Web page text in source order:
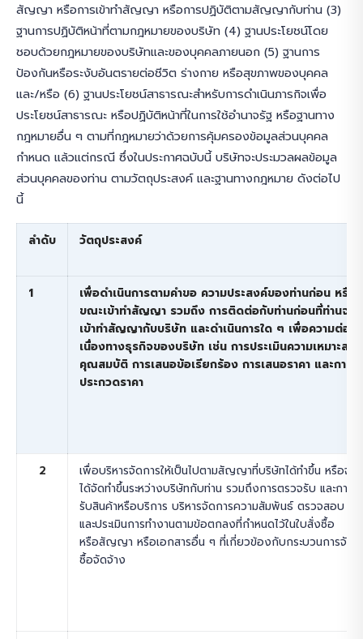
สัญญา หรือการเข้าทำสัญญา หรือการปฏิบัติตามสัญญากับท่าน (3)
ฐานการปฏิบัติหน้าที่ตามกฎหมายของบริษัท (4) ฐานประโยชน์โดย
ชอบด้วยกฎหมายของบริษัทและของบุคคลภายนอก (5) ฐานการ
ป้องกันหรือระงับอันตรายต่อชีวิต ร่างกาย หรือสุขภาพของบุคคล
และ/หรือ (6) ฐานประโยชน์สาธารณะสำหรับการดำเนินภารกิจเพื่อ
ประโยชน์สาธารณะ หรือปฏิบัติหน้าที่ในการใช้อำนาจรัฐ หรือฐานทาง
กฎหมายอื่น ๆ ตามที่กฎหมายว่าด้วยการคุ้มครองข้อมูลส่วนบุคคล
กำหนด แล้วแต่กรณี ซึ่งในประกาศฉบับนี้ บริษัทจะประมวลผลข้อมูล
ส่วนบุคคลของท่าน ตามวัตถุประสงค์ และฐานทางกฎหมาย ดังต่อไป
นี้
ลำดับ วัตถุประสงค์
1
เพื่อดำเนินการตามคำขอ ความประสงค์ของท่านก่อน หรือ
ขณะเข้าทำสัญญา รวมถึง การติดต่อกับท่านก่อนที่ท่านจะ
เข้าทำสัญญากับบริษัท และดำเนินการใด ๆ เพื่อความต่อ
เนื่องทางธุรกิจของบริษัท เช่น การประเมินความเหมาะสม
คุณสมบัติ การเสนอข้อเรียกร้อง การเสนอราคา และการ
ประกวดราคา
2
เพื่อบริหารจัดการให้เป็นไปตามสัญญาที่บริษัทได้ทำขึ้น หรือจะ
ได้จัดทำขึ้นระหว่างบริษัทกับท่าน รวมถึงการตรวจรับ และการ
รับสินค้าหรือบริการ บริหารจัดการความสัมพันธ์ ตรวจสอบ
และประเมินการทำงานตามข้อตกลงที่กำหนดไว้ในใบสั่งซื้อ
หรือสัญญา หรือเอกสารอื่น ๆ ที่เกี่ยวข้องกับกระบวนการจัด
ซื้อจัดจ้าง